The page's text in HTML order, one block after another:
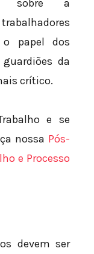
sobre a
o papel dos
da
crítico.
e se
nossa Pós-
e Processo
devem ser